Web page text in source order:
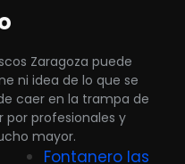
Zaragoza puede
ni idea de lo que se
caer en la trampa de
por profesionales y
mayor.
Fontanero las